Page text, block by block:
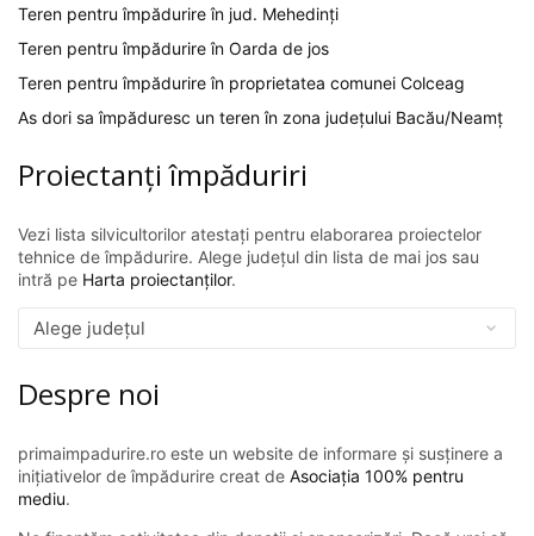
Teren pentru împădurire în jud. Mehedinți
Teren pentru împădurire în Oarda de jos
Teren pentru împădurire în proprietatea comunei Colceag
As dori sa împăduresc un teren în zona județului Bacău/Neamț
Proiectanți împăduriri
Vezi lista silvicultorilor atestați pentru elaborarea proiectelor
tehnice de împădurire. Alege județul din lista de mai jos sau
intră pe Harta proiectanților.
Despre noi
primaimpadurire.ro este un website de informare și susținere a
inițiativelor de împădurire creat de Asociația 100% pentru
mediu.